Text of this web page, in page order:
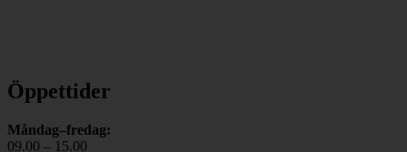
Öppettider
Måndag–fredag:
09.00 – 15.00